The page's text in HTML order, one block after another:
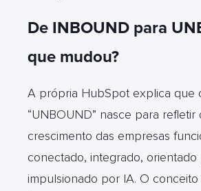
De INBOUND para
que mudou?
A própria HubSpot explica que
“UNBOUND” nasce para refletir
crescimento das empresas
conectado, integrado,
impulsionado por IA. O